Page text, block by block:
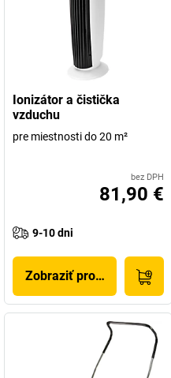
Ionizátor a čistička
vzduchu
pre miestnosti do 20 m²
bez DPH
81,90 €
9-10 dni
Zobraziť produkt